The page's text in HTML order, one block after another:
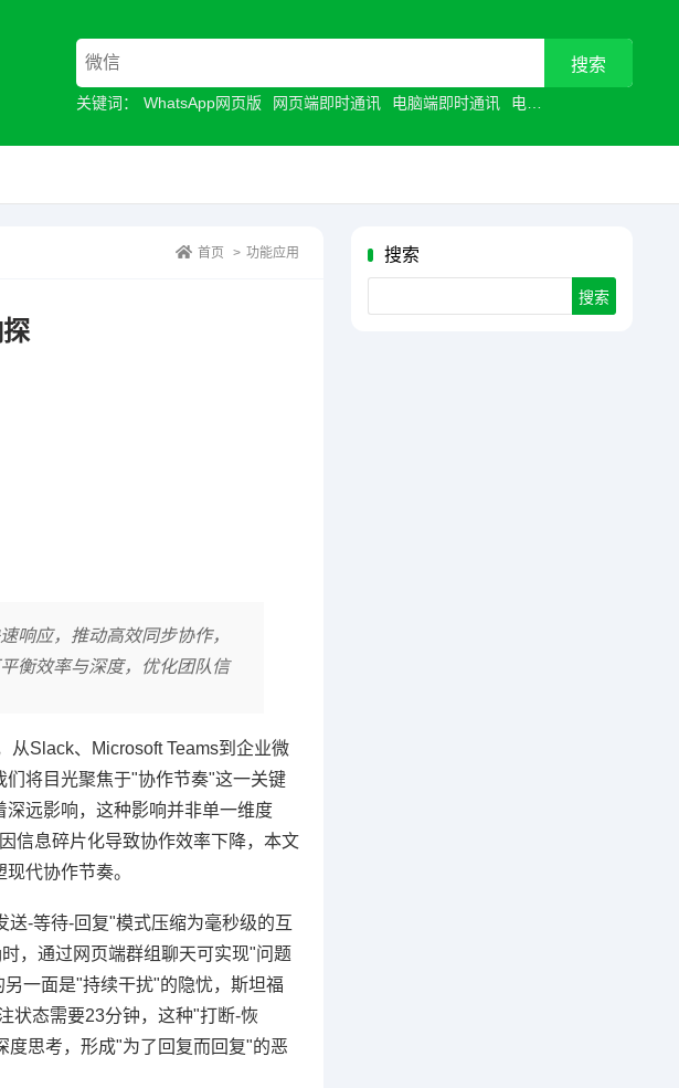
关键词： WhatsApp网页版 网页端即时通讯 电脑端即时通讯 电脑聊天工具
搜索
首页 > 功能应用
响应，推动高效同步协作，
衡效率与深度，优化团队信
从Slack、Microsoft Teams到企业微
将目光聚焦于"协作节奏"这一关键
远影响，这种影响并非单一维度
信息碎片化导致协作效率下降，本文
代协作节奏。
-等待-回复"模式压缩为毫秒级的互
，通过网页端群组聊天可实现"问题
一面是"持续干扰"的隐忧，斯坦福
状态需要23分钟，这种"打断-恢
思考，形成"为了回复而回复"的恶